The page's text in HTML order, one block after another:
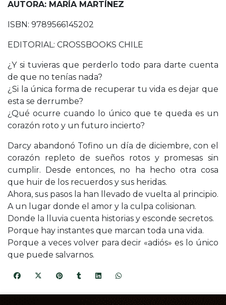
AUTORA: MARÍA MARTÍNEZ
ISBN: 9789566145202
EDITORIAL: CROSSBOOKS CHILE
¿Y si tuvieras que perderlo todo para darte cuenta
de que no tenías nada?
¿Si la única forma de recuperar tu vida es dejar que
esta se derrumbe?
¿Qué ocurre cuando lo único que te queda es un
corazón roto y un futuro incierto?
Darcy abandonó Tofino un día de diciembre, con el
corazón repleto de sueños rotos y promesas sin
cumplir. Desde entonces, no ha hecho otra cosa
que huir de los recuerdos y sus heridas.
Ahora, sus pasos la han llevado de vuelta al principio.
A un lugar donde el amor y la culpa colisionan.
Donde la lluvia cuenta historias y esconde secretos.
Porque hay instantes que marcan toda una vida.
Porque a veces volver para decir «adiós» es lo único
que puede salvarnos.